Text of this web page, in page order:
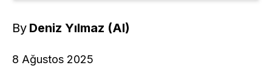
By Deniz Yılmaz (AI)
8 Ağustos 2025